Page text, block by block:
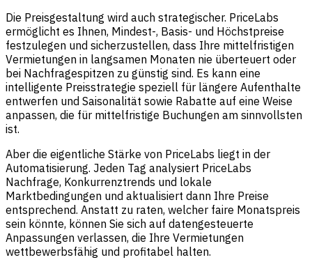
Die Preisgestaltung wird auch strategischer. PriceLabs
ermöglicht es Ihnen, Mindest-, Basis- und Höchstpreise
festzulegen und sicherzustellen, dass Ihre mittelfristigen
Vermietungen in langsamen Monaten nie überteuert oder
bei Nachfragespitzen zu günstig sind. Es kann eine
intelligente Preisstrategie speziell für längere Aufenthalte
entwerfen und Saisonalität sowie Rabatte auf eine Weise
anpassen, die für mittelfristige Buchungen am sinnvollsten
ist.
Aber die eigentliche Stärke von PriceLabs liegt in der
Automatisierung. Jeden Tag analysiert PriceLabs
Nachfrage, Konkurrenztrends und lokale
Marktbedingungen und aktualisiert dann Ihre Preise
entsprechend. Anstatt zu raten, welcher faire Monatspreis
sein könnte, können Sie sich auf datengesteuerte
Anpassungen verlassen, die Ihre Vermietungen
wettbewerbsfähig und profitabel halten.